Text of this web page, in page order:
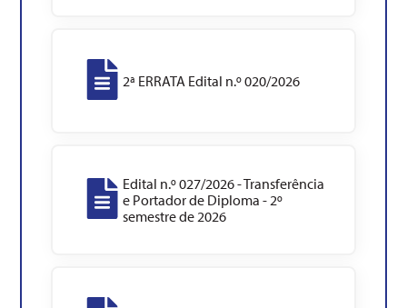
2ª ERRATA Edital n.º 020/2026
Edital n.º 027/2026 - Transferência
e Portador de Diploma - 2º
semestre de 2026